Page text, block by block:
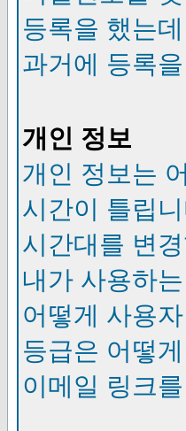
등록을 했는
과거에 등록
개인 정보
개인 정보는
시간이 틀립
시간대를 변
내가 사용하
어떻게 사용
등급은 어떻
이메일 링크